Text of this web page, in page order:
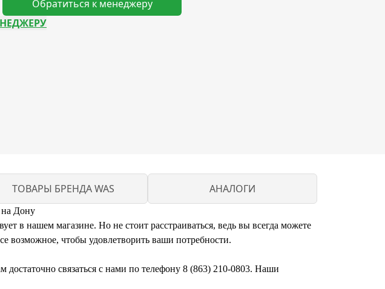
Обратиться к менеджеру
ТОВАРЫ БРЕНДА WAS АНАЛОГИ
на Дону
в нашем магазине. Но не стоит расстраиваться, ведь вы всегда можете
чтобы удовлетворить ваши потребности.
связаться с нами по телефону 8 (863) 210-0803. Наши